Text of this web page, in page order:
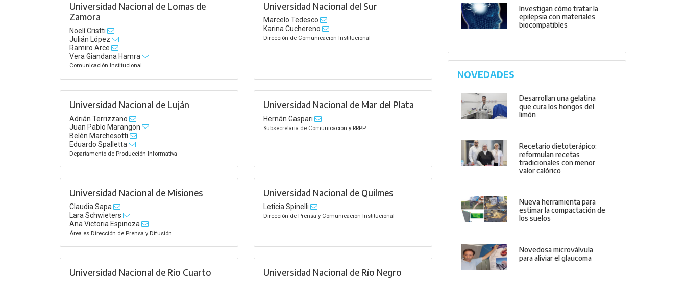
Universidad Nacional de Lomas de
Zamora
Noelí Cristti
Julián López
Ramiro Arce
Vera Giandana Hamra
Comunicación Institucional
Universidad Nacional del Sur
Marcelo Tedesco
Karina Cuchereno
Dirección de Comunicación Institucional
Universidad Nacional de Luján
Adrián Terrizzano
Juan Pablo Marangon
Belén Marchesotti
Eduardo Spalletta
Departamento de Producción Informativa
Universidad Nacional de Mar del Plata
Hernán Gaspari
Subsecretaría de Comunicación y RRPP
Universidad Nacional de Misiones
Claudia Sapa
Lara Schwieters
Ana Victoria Espinoza
Área es Dirección de Prensa y Difusión
Universidad Nacional de Quilmes
Leticia Spinelli
Dirección de Prensa y Comunicación Institucional
Universidad Nacional de Río Cuarto Universidad Nacional de Río Negro
Investigan cómo tratar la
epilepsia con materiales
biocompatibles
NOVEDADES
Desarrollan una gelatina
que cura los hongos del
limón
Recetario dietoterápico:
reformulan recetas
tradicionales con menor
valor calórico
Nueva herramienta para
estimar la compactación de
los suelos
Novedosa microválvula
para aliviar el glaucoma